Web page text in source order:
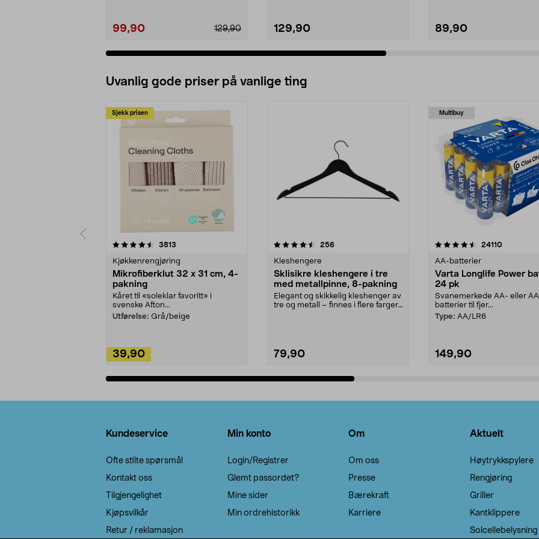
99,90 129,90 129,90 89,90
Uvanlig gode priser på vanlige ting
Sjekk prisen
3813
Kjøkkenrengjøring
Mikrofiberklut 32 x 31 cm, 4-
pakning
Kåret til «soleklar favoritt» i
svenske Afton...
Utførelse: Grå/beige
39,90
4.5av 5 stjerner 256anmeldelser
Kleshengere
Sklisikre kleshengere i tre
med metallpinne, 8-pakning
Elegant og skikkelig kleshenger av
tre og metall – finnes i flere farger.
79,90
Multibuy
4.5av 5 stjerner 24110
AA-batterier
Varta Longlife Power
24 pk
Svanemerkede AA- eller
batterier til fjer...
Type: AA/LR6
149,90
4.5av 5 stjerner
Kundeservice
Ofte stilte spørsmål
Kontakt oss
Tilgjengelighet
Kjøpsvilkår
Retur / reklamasjon
Min konto
Login/Registrer
Glemt passordet?
Mine sider
Min ordrehistorikk
Om
Om oss
Presse
Bærekraft
Karriere
Aktuelt
Høytrykkspylere
Rengjøring
Griller
Kantklippere
Solcellebelysning